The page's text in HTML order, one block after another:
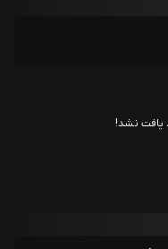
یافت نشد!